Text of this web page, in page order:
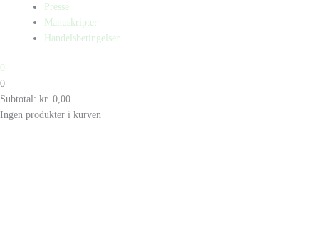
Presse
Manuskripter
Handelsbetingelser
0
0
Subtotal: kr. 0,00
Ingen produkter i kurven